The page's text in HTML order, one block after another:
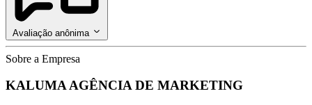
Avaliação anônima
Sobre a Empresa
KALUMA AGÊNCIA DE MARKETING